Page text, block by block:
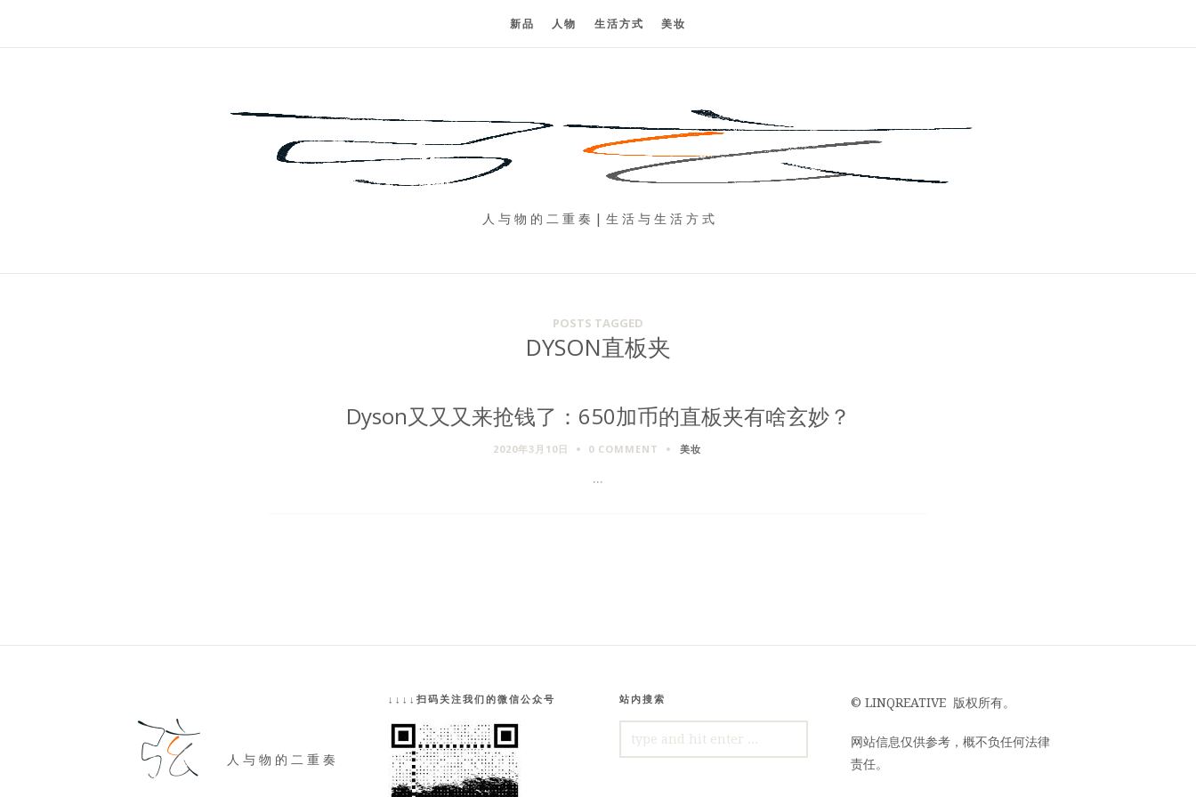
新品 人物 生活方式 美妆
人 与 物 的 二 重 奏 | 生 活 与 生 活 方 式
POSTS TAGGED
DYSON直板夹
Dyson又又又来抢钱了：650加币的直板夹有啥玄妙？
2020年3月10日 0 COMMENT 美妆
...
人 与 物 的 二 重 奏
↓↓↓↓扫码关注我们的微信公众号 站内搜索
FOR:
© LINQREATIVE 版权所有。
网站信息仅供参考，概不负任何法律
责任。